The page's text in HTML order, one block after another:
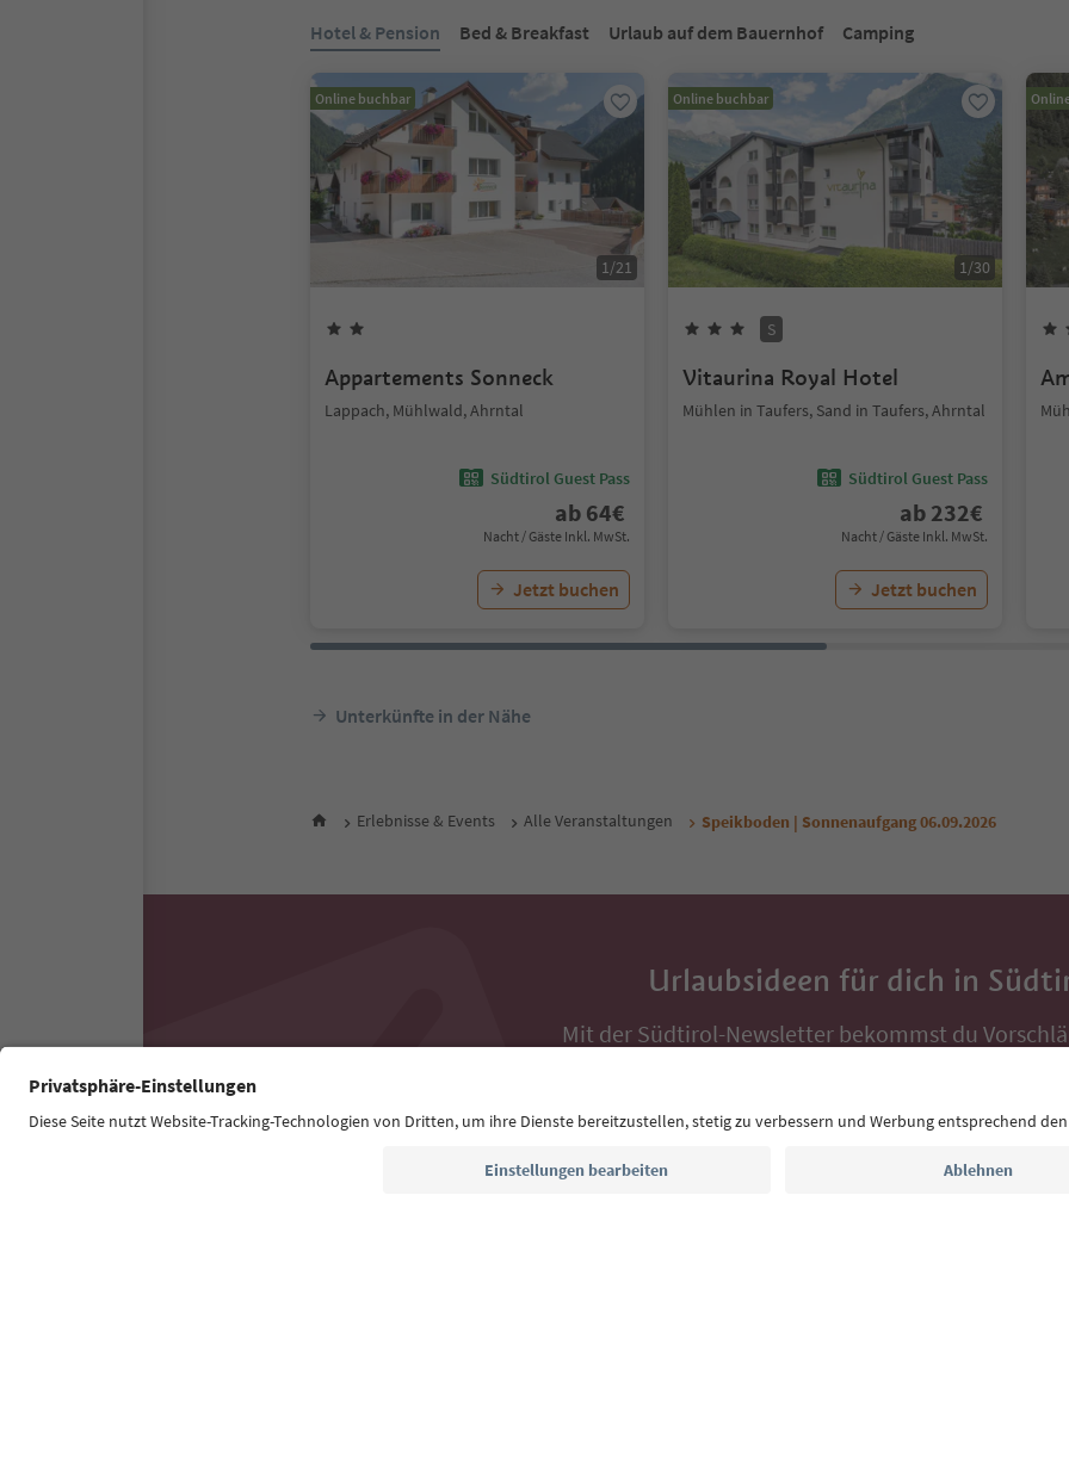
Hotel & Pension Bed & Breakfast Urlaub auf dem Bauernhof Camping
Online buchbar
1/21
Appartements Sonneck
Lappach, Mühlwald, Ahrntal
Südtirol Guest Pass
ab 64€
Nacht / Gäste Inkl. MwSt.
Jetzt buchen
Online buchbar
1/30
S
Vitaurina Royal Hotel
Mühlen in Taufers, Sand in Taufers, Ahrntal
Südtirol Guest Pass
ab 232€
Nacht / Gäste Inkl. MwSt.
Jetzt buchen
Unterkünfte in der Nähe
Erlebnisse & Events Alle Veranstaltungen Speikboden | Sonnenaufgang 06.09.2026
Urlaubsideen für dich in
Mit der Südtirol-Newsletter bekommst du
E-Mail Adresse